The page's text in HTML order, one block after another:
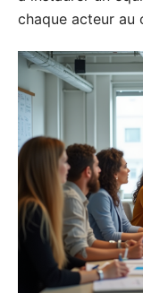
chaque acteur